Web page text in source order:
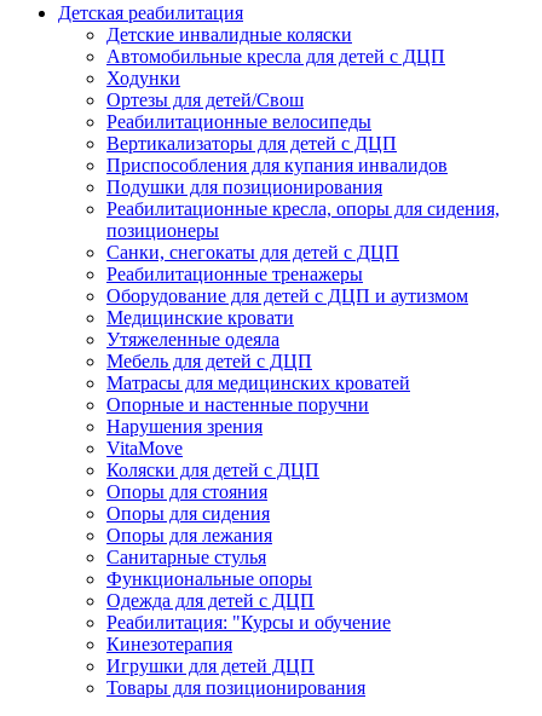
Детская реабилитация
Детские инвалидные коляски
Автомобильные кресла для детей с ДЦП
Ходунки
Ортезы для детей/Свош
Реабилитационные велосипеды
Вертикализаторы для детей с ДЦП
Приспособления для купания инвалидов
Подушки для позиционирования
Реабилитационные кресла, опоры для сидения,
позиционеры
Санки, снегокаты для детей с ДЦП
Реабилитационные тренажеры
Оборудование для детей с ДЦП и аутизмом
Медицинские кровати
Утяжеленные одеяла
Мебель для детей с ДЦП
Матрасы для медицинских кроватей
Опорные и настенные поручни
Нарушения зрения
VitaMove
Коляски для детей с ДЦП
Опоры для стояния
Опоры для сидения
Опоры для лежания
Санитарные стулья
Функциональные опоры
Одежда для детей с ДЦП
Реабилитация: "Курсы и обучение
Кинезотерапия
Игрушки для детей ДЦП
Товары для позиционирования